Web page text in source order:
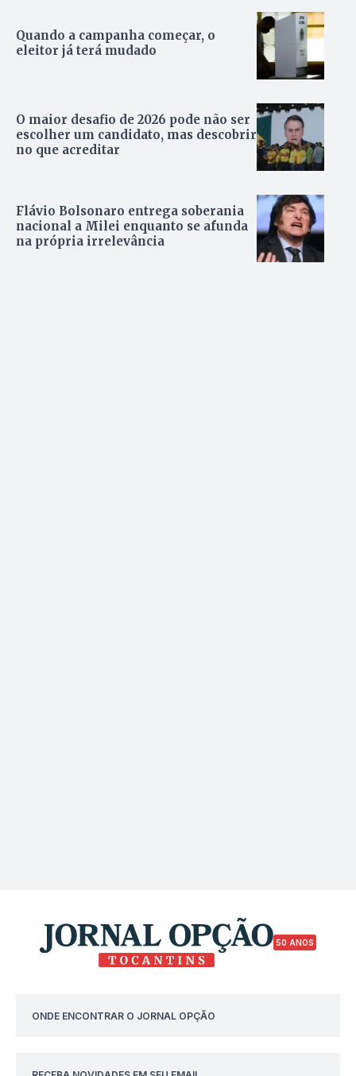
Quando a campanha começar, o
eleitor já terá mudado
O maior desafio de 2026 pode não ser
escolher um candidato, mas descobrir
no que acreditar
Flávio Bolsonaro entrega soberania
nacional a Milei enquanto se afunda
na própria irrelevância
50 ANOS
ONDE ENCONTRAR O JORNAL OPÇÃO